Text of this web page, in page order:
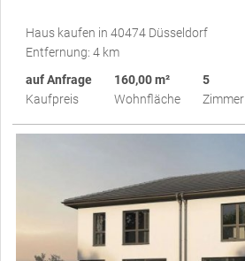
Haus kaufen in 40474 Düsseldorf
Entfernung: 4 km
auf Anfrage
Kaufpreis
160,00 m²
Wohnfläche
5
Zimmer